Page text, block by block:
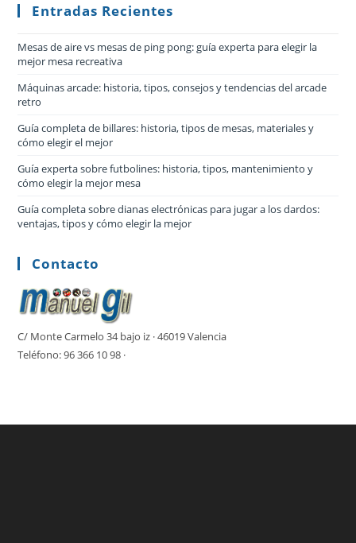
Entradas Recientes
Mesas de aire vs mesas de ping pong: guía experta para elegir la
mejor mesa recreativa
Máquinas arcade: historia, tipos, consejos y tendencias del arcade
retro
Guía completa de billares: historia, tipos de mesas, materiales y
cómo elegir el mejor
Guía experta sobre futbolines: historia, tipos, mantenimiento y
cómo elegir la mejor mesa
Guía completa sobre dianas electrónicas para jugar a los dardos:
ventajas, tipos y cómo elegir la mejor
Contacto
C/ Monte Carmelo 34 bajo iz · 46019 Valencia
Teléfono: 96 366 10 98 ·